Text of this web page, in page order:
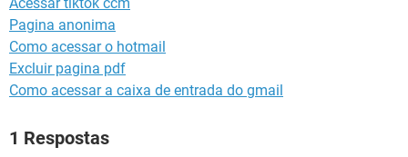
Pagina anonima
Como acessar o hotmail
Excluir pagina pdf
Como acessar a caixa de entrada do gmail
1 Respostas